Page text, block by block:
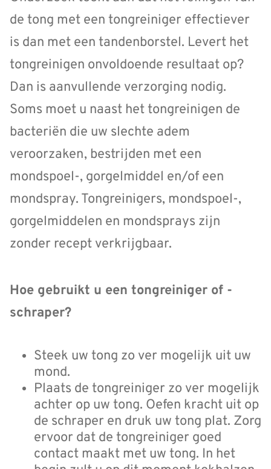
de tong met een tongreiniger effectiever
is dan met een tandenborstel. Levert het
tongreinigen onvoldoende resultaat op?
Dan is aanvullende verzorging nodig.
Soms moet u naast het tongreinigen de
bacteriën die uw slechte adem
veroorzaken, bestrijden met een
mondspoel-, gorgelmiddel en/of een
mondspray. Tongreinigers, mondspoel-,
gorgelmiddelen en mondsprays zijn
zonder recept verkrijgbaar.
Hoe gebruikt u een tongreiniger of -
schraper?
Steek uw tong zo ver mogelijk uit uw
mond.
Plaats de tongreiniger zo ver mogelijk
achter op uw tong. Oefen kracht uit op
de schraper en druk uw tong plat. Zorg
ervoor dat de tongreiniger goed
contact maakt met uw tong. In het